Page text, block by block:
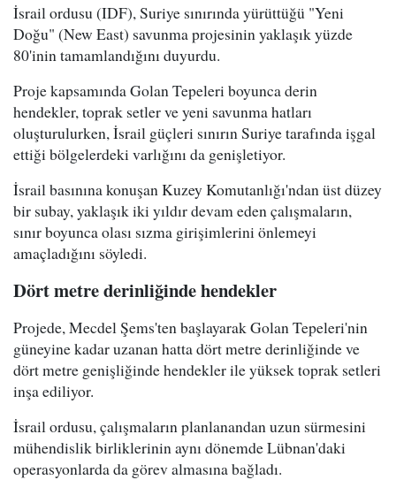
İsrail ordusu (IDF), Suriye sınırında yürüttüğü "Yeni
Doğu" (New East) savunma projesinin yaklaşık yüzde
80'inin tamamlandığını duyurdu.
Proje kapsamında Golan Tepeleri boyunca derin
hendekler, toprak setler ve yeni savunma hatları
oluşturulurken, İsrail güçleri sınırın Suriye tarafında işgal
ettiği bölgelerdeki varlığını da genişletiyor.
İsrail basınına konuşan Kuzey Komutanlığı'ndan üst düzey
bir subay, yaklaşık iki yıldır devam eden çalışmaların,
sınır boyunca olası sızma girişimlerini önlemeyi
amaçladığını söyledi.
Dört metre derinliğinde hendekler
Projede, Mecdel Şems'ten başlayarak Golan Tepeleri'nin
güneyine kadar uzanan hatta dört metre derinliğinde ve
dört metre genişliğinde hendekler ile yüksek toprak setleri
inşa ediliyor.
İsrail ordusu, çalışmaların planlanandan uzun sürmesini
mühendislik birliklerinin aynı dönemde Lübnan'daki
operasyonlarda da görev almasına bağladı.